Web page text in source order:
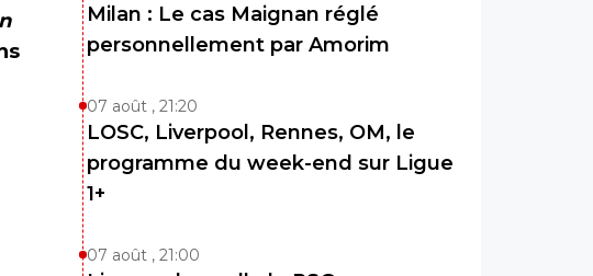
Milan : Le cas Maignan réglé
personnellement par Amorim
07 août , 21:20
LOSC, Liverpool, Rennes, OM, le
programme du week-end sur Ligue
1+
07 août , 21:00